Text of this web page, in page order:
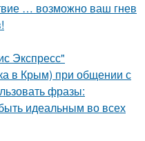
… возможно ваш гнев
Экспресс"
в Крым) при общении с
фразы:
идеальным во всех